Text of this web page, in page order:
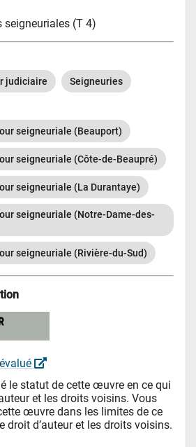
seigneuriales (T 4)
judiciaire Seigneuries
seigneuriale (Beauport)
seigneuriale (Côte-de-Beaupré)
seigneuriale (La Durantaye)
seigneuriale (Notre-Dame-des-
seigneuriale (Rivière-du-Sud)
le statut de cette œuvre en ce qui
et les droits voisins. Vous
œuvre dans les limites de ce
droit d’auteur et les droits voisins.